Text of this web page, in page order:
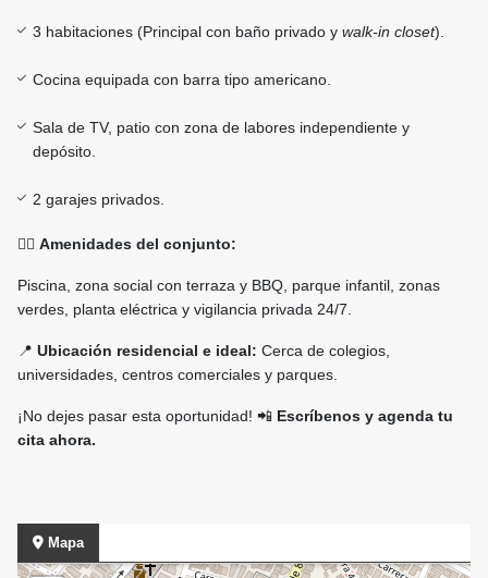
3 habitaciones (Principal con baño privado y walk-in closet).
Cocina equipada con barra tipo americano.
Sala de TV, patio con zona de labores independiente y
depósito.
2 garajes privados.
🏊‍♂️ Amenidades del conjunto:
Piscina, zona social con terraza y BBQ, parque infantil, zonas
verdes, planta eléctrica y vigilancia privada 24/7.
📍 Ubicación residencial e ideal: Cerca de colegios,
universidades, centros comerciales y parques.
¡No dejes pasar esta oportunidad! 📲 Escríbenos y agenda tu
cita ahora.
Mapa